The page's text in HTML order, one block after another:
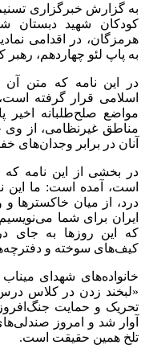
به گزارش خبرگزاری
کودکان شهید دبستان
هرمزگان، در اقدامی
به پاپ لئو چهاردهم، رهبر
در این نامه که متن آن
اسلامی قرار گرفته
مواضع صلح‌طلبانه
مناطق غیرنظامی، از وی
آنان در برابر وجدان‌های
در بخشی از این نامه
است، آمده است: ما این
درد، از میان خاکسترها
که این روزها به جای
کیف‌های سوخته و
خانواده‌های شهدای میناب
«لبخند زدن در کلاس
تحریک و حمایت
آوار شد و امروز
تلخ همین حقیقت است.